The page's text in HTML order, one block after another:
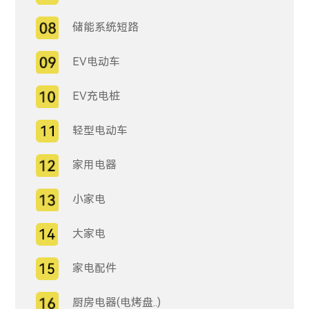
储能系统短路
EV电动车
EV充电桩
轻型电动车
家用电器
小家电
大家电
家电配件
厨房电器(电烤盘..)